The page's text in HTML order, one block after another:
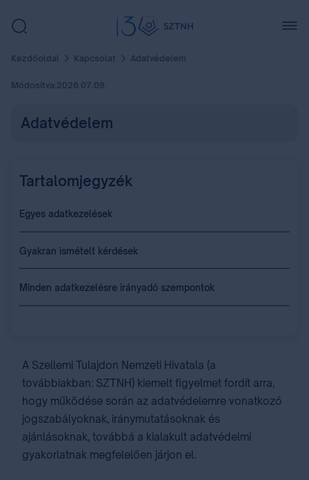
Kezdőoldal Kapcsolat Adatvédelem
Módosítva:2026.07.09.
Adatvédelem
Tartalomjegyzék
Egyes adatkezelések
Gyakran ismételt kérdések
Minden adatkezelésre irányadó szempontok
A Szellemi Tulajdon Nemzeti Hivatala (a
továbbiakban: SZTNH) kiemelt figyelmet fordít arra,
hogy működése során az adatvédelemre vonatkozó
jogszabályoknak, iránymutatásoknak és
ajánlásoknak, továbbá a kialakult adatvédelmi
gyakorlatnak megfelelően járjon el.